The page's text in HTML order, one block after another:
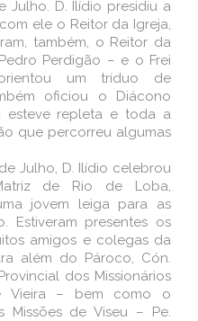
Julho. D. Ilídio presidiu a
ele o Reitor da Igreja,
também, o Reitor da
Perdigão – e o Frei
um tríduo de
oficiou o Diácono
esteve repleta e toda a
que percorreu algumas
Julho, D. Ilídio celebrou
de Rio de Loba,
jovem leiga para as
Estiveram presentes os
amigos e colegas da
além do Pároco, Cón.
dos Missionários
Vieira – bem como o
Missões de Viseu – Pe.